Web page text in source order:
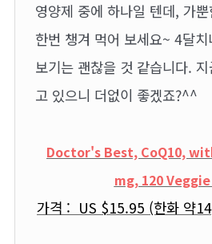
영양제 중에 하나일 텐데, 가
한번 챙겨 먹어 보세요~ 4달
보기는 괜찮을 것 같습니다.
고 있으니 더없이 좋겠죠?^^
Doctor's Best, CoQ10,
mg, 120
가격 : US $15.95 (한화 약